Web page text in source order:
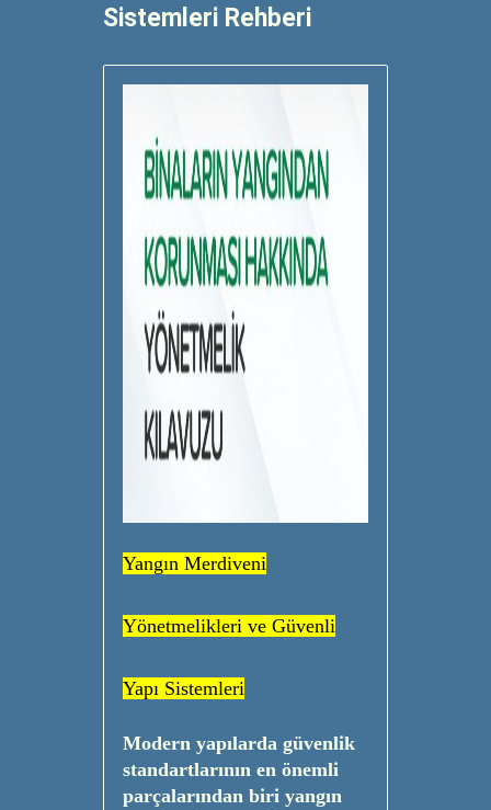
Sistemleri Rehberi
Yangın Merdiveni
Yönetmelikleri ve Güvenli
Yapı Sistemleri
Modern yapılarda güvenlik
standartlarının en önemli
parçalarından biri yangın